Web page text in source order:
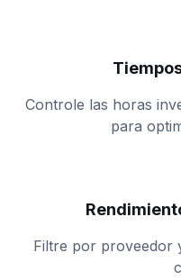
Controle las horas
para
Filtre por proveedor